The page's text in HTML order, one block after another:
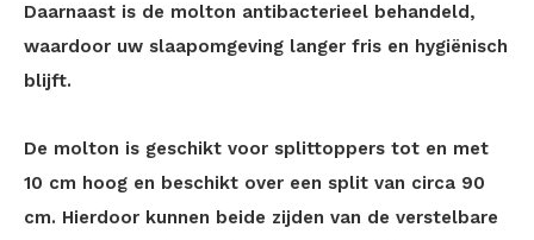
Daarnaast is de molton antibacterieel behandeld,
waardoor uw slaapomgeving langer fris en hygiënisch
blijft.
De molton is geschikt voor splittoppers tot en met
10 cm hoog en beschikt over een split van circa 90
cm. Hierdoor kunnen beide zijden van de verstelbare